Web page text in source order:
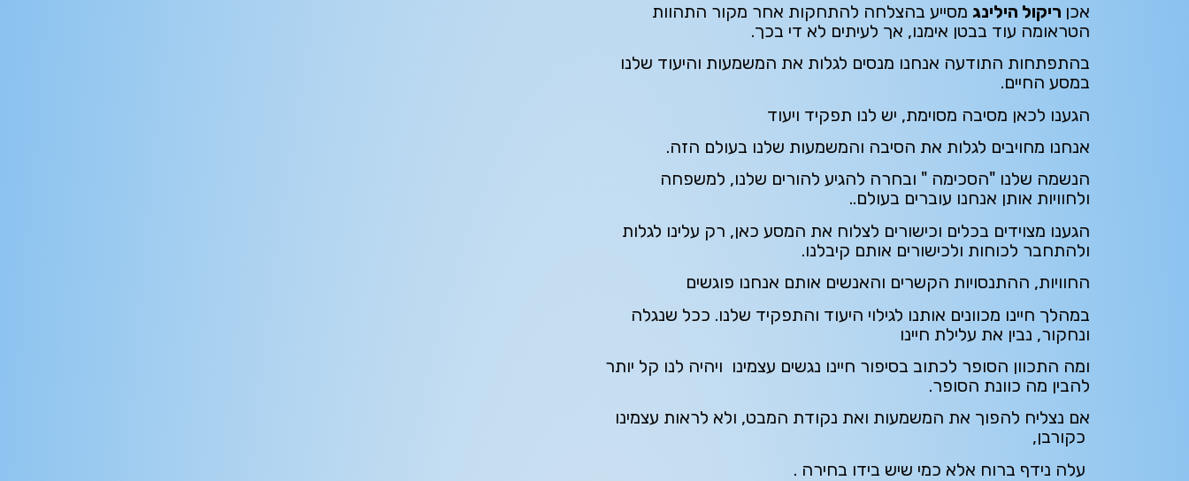
אכן ריקול הילינג מסייע בהצלחה להתחקות אחר מקור התהוות
הטראומה עוד בבטן אימנו, אך לעיתים לא די בכך.
בהתפתחות התודעה אנחנו מנסים לגלות את המשמעות והיעוד שלנו
במסע החיים.
הגענו לכאן מסיבה מסוימת, יש לנו תפקיד ויעוד
אנחנו מחויבים לגלות את הסיבה והמשמעות שלנו בעולם הזה.
הנשמה שלנו "הסכימה " ובחרה להגיע להורים שלנו, למשפחה
ולחוויות אותן אנחנו עוברים בעולם..
הגענו מצוידים בכלים וכישורים לצלוח את המסע כאן, רק עלינו לגלות
ולהתחבר לכוחות ולכישורים אותם קיבלנו.
החוויות, ההתנסויות הקשרים והאנשים אותם אנחנו פוגשים
במהלך חיינו מכוונים אותנו לגילוי היעוד והתפקיד שלנו. ככל שנגלה
ונחקור, נבין את עלילת חיינו
ומה התכוון הסופר לכתוב בסיפור חיינו נגשים עצמינו ויהיה לנו קל יותר
להבין מה כוונת הסופר.
אם נצליח להפוך את המשמעות ואת נקודת המבט, ולא לראות עצמינו
כקורבן,
עלה נידף ברוח אלא כמי שיש בידו בחירה .